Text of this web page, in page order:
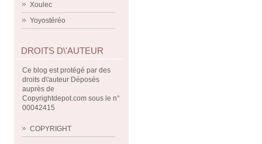
Xoulec
Yoyostéréo
DROITS D\'AUTEUR
Ce blog est protégé par des
droits d\'auteur Déposés
auprès de
Copyrightdepot.com sous le n°
00042415
COPYRIGHT